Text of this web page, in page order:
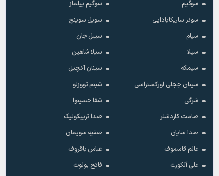
سوگیم
سوگیم ییلماز
سونر ساریکابادایی
سویل سوینچ
سیام
سیبل جان
سیلا
سیلا شاهین
سیمگه
سینان آکچیل
سینان ججلی اورکستراسی
شبنم تووزلو
شرگی
شفا حسینوا
صامت کاردشلر
صدا تریپکولیک
صدا سایان
صفیه سویمان
عالم قاسموف
عباس باقروف
علی آلکورت
فاتح بولوت